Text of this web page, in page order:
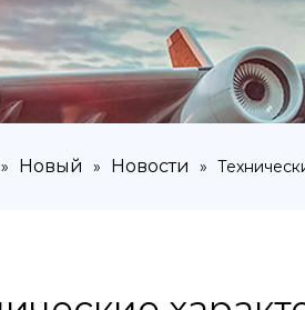
» Новый » Новости »